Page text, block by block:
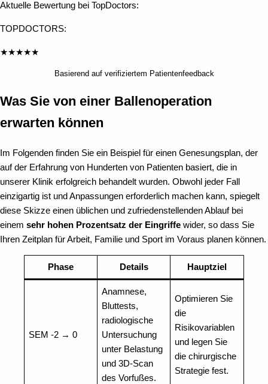
Aktuelle Bewertung bei TopDoctors:
TOPDOCTORS:
★★★★★
Basierend auf verifiziertem Patientenfeedback
Was Sie von einer Ballenoperation
erwarten können
Im Folgenden finden Sie ein Beispiel für einen Genesungsplan, der
auf der Erfahrung von Hunderten von Patienten basiert, die in
unserer Klinik erfolgreich behandelt wurden. Obwohl jeder Fall
einzigartig ist und Anpassungen erforderlich machen kann, spiegelt
diese Skizze einen üblichen und zufriedenstellenden Ablauf bei
einem sehr hohen Prozentsatz der Eingriffe wider, so dass Sie
Ihren Zeitplan für Arbeit, Familie und Sport im Voraus planen können.
Phase Details Hauptziel
SEM -2 → 0
Anamnese,
Bluttests,
radiologische
Untersuchung
unter Belastung
und 3D-Scan
des Vorfußes.
Optimieren Sie
die
Risikovariablen
und legen Sie
die chirurgische
Strategie fest.